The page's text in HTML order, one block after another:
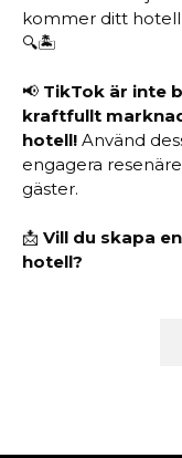
kommer ditt
🔍🏝️
📢 TikTok är inte
kraftfullt
hotell! Använd
engagera
gäster.
📩 Vill du skapa
hotell?